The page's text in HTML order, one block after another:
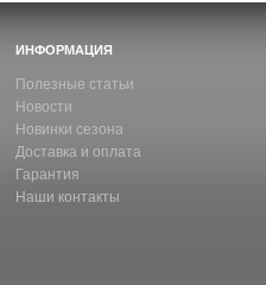
ИНФОРМАЦИЯ
Полезные статьи
Новости
Новинки сезона
Доставка и оплата
Гарантия
Наши контакты